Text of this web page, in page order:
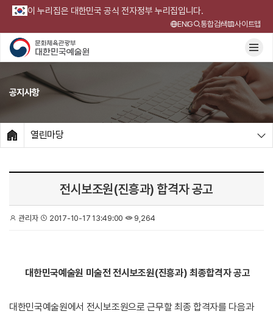
이 누리집은 대한민국 공식 전자정부 누리집입니다.
ENG 통합검색 사이트맵
공지사항
HOME
열린마당
전시보조원(진흥과) 합격자 공고
관리자 2017-10-17 13:49:00 9,264
대한민국예술원 미술전 전시보조원(진흥과) 최종합격자 공고
대한민국예술원에서 전시보조원으로 근무할 최종 합격자를 다음과